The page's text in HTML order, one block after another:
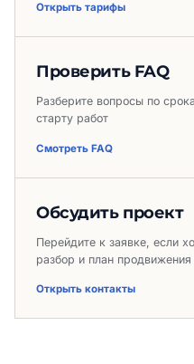
Открыть тарифы
Проверить FAQ
Разберите вопросы по
старту работ
Смотреть FAQ
Обсудить проект
Перейдите к заявке, если
разбор и план продвижения
Открыть контакты